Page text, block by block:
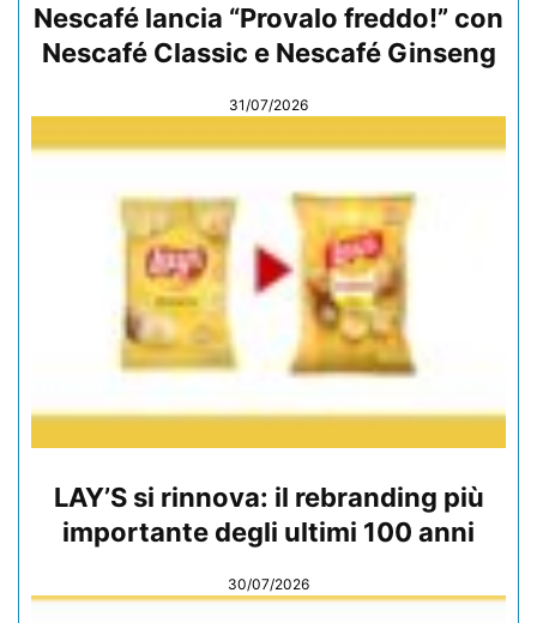
Nescafé lancia “Provalo freddo!” con
Nescafé Classic e Nescafé Ginseng
31/07/2026
LAY’S si rinnova: il rebranding più
importante degli ultimi 100 anni
30/07/2026